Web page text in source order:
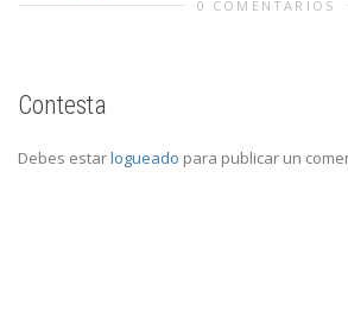
0 COMENTARIOS
Contesta
Debes estarlogueado para publicar un